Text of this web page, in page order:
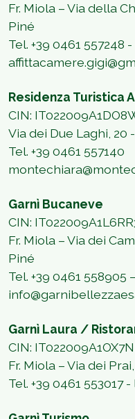
Fr. Miola – Via della
Piné
Tel. +39 0461 557248
Residenza Turistica
CIN:
Via dei Due Laghi, 20
Tel. +39 0461 557140
Garnì Bucaneve
CIN:
Fr. Miola – Via dei
Piné
Tel. +39 0461 558905
Garnì Laura /
CIN:
Fr. Miola – Via dei
Tel. +39 0461 553017